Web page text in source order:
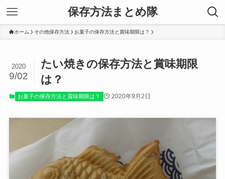
保存方法まとめ隊
ホーム その他保存方法 お菓子の保存方法と賞味期限は？
たい焼きの保存方法と賞味期限
は？
2020
9/02
お菓子の保存方法と賞味期限は？ 2020年9月2日